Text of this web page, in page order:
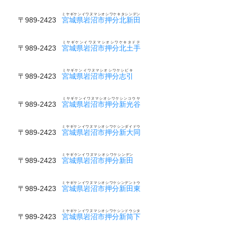
〒989-2423 宮城県岩沼市押分北新田
ミヤギケンイワヌマシオシワケキタシンデン
〒989-2423 宮城県岩沼市押分北土手
ミヤギケンイワヌマシオシワケキタドテ
〒989-2423 宮城県岩沼市押分志引
ミヤギケンイワヌマシオシワケシビキ
〒989-2423 宮城県岩沼市押分新光谷
ミヤギケンイワヌマシオシワケシンコウヤ
〒989-2423 宮城県岩沼市押分新大同
ミヤギケンイワヌマシオシワケシンダイドウ
〒989-2423 宮城県岩沼市押分新田
ミヤギケンイワヌマシオシワケシンデン
〒989-2423 宮城県岩沼市押分新田東
ミヤギケンイワヌマシオシワケシンデントウ
〒989-2423 宮城県岩沼市押分新筒下
ミヤギケンイワヌマシオシワケシンドウシタ